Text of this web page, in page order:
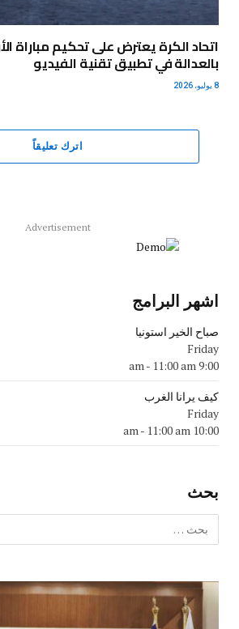
اتحاد الكرة يعترض على تحكيم مباراة
بالعدالة في تطبيق تقنية الفيديو
8 يوليو، 2026
اترك تعليقاً
Advertisement
اشهر البرامج
صباح الخير استونيا
Friday
9:00 am
- 11:00 am
كيف يرانا الغرب
Friday
10:00 am
- 11:00 am
بحث